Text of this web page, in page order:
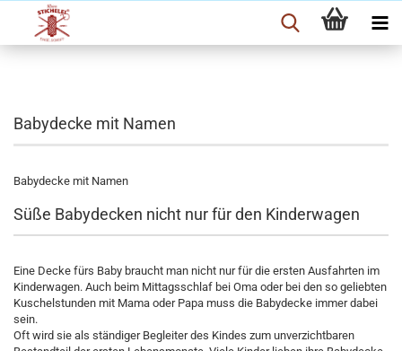
Babydecke mit Namen
Babydecke mit Namen
Süße Babydecken nicht nur für den Kinderwagen
Eine Decke fürs Baby braucht man nicht nur für die ersten Ausfahrten im
Kinderwagen. Auch beim Mittagsschlaf bei Oma oder bei den so geliebten
Kuschelstunden mit Mama oder Papa muss die Babydecke immer dabei
sein.
Oft wird sie als ständiger Begleiter des Kindes zum unverzichtbaren